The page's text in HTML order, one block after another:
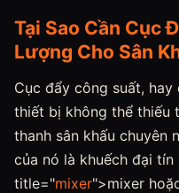
Tại Sao Cần Cục
Lượng Cho Sân
Cục đẩy công suất,
thiết bị không thể thiếu
thanh sân khấu chuyên
của nó là khuếch đại
title="mixer">mixer